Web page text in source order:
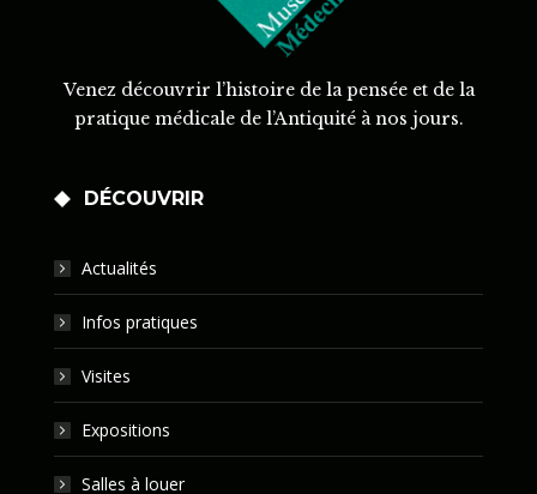
Venez découvrir l’histoire de la pensée et de la
pratique médicale de l’Antiquité à nos jours.
DÉCOUVRIR
Actualités
Infos pratiques
Visites
Expositions
Salles à louer